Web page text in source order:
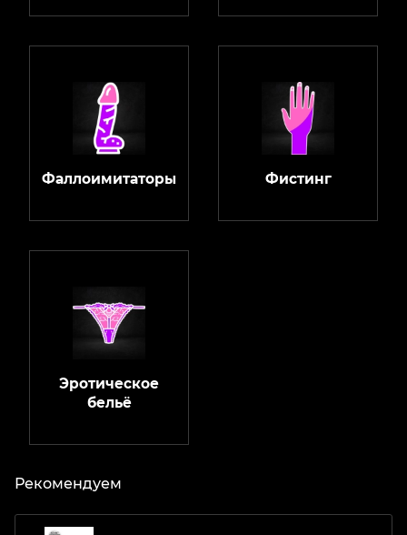
Фаллоимитаторы Фистинг
Эротическое
бельё
Рекомендуем